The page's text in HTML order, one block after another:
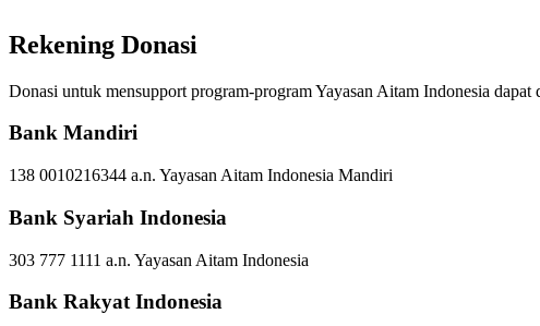
Rekening Donasi
Donasi untuk mensupport program-program Yayasan Aitam Indonesia
Bank Mandiri
138 0010216344 a.n. Yayasan Aitam Indonesia Mandiri
Bank Syariah Indonesia
303 777 1111 a.n. Yayasan Aitam Indonesia
Bank Rakyat Indonesia